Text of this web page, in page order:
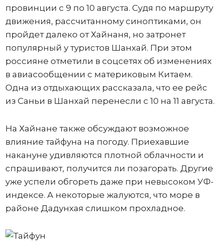
провинции с 9 по 10 августа. Судя по маршруту
движения, рассчитанному синоптиками, он
пройдет далеко от Хайнаня, но затронет
популярный у туристов Шанхай. При этом
россияне отметили в соцсетях об изменениях
в авиасообщении с материковым Китаем.
Одна из отдыхающих рассказала, что ее рейс
из Саньи в Шанхай перенесли с 10 на 11 августа.
На Хайнане также обсуждают возможное
влияние тайфуна на погоду. Приехавшие
накануне удивляются плотной облачности и
спрашивают, получится ли позагорать. Другие
уже успели обгореть даже при невысоком УФ-
индексе. А некоторые жалуются, что море в
районе Дадунхая слишком прохладное.